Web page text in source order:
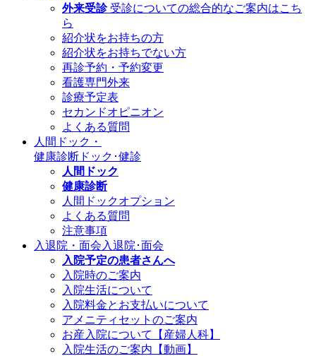
外来受診 受診についての総合的なご案内はこち
ら
紹介状をお持ちの方
紹介状をお持ちでない方
再診予約・予約変更
看護専門外来
診療予定表
セカンドオピニオン
よくある質問
人間ドック・
健康診断 ドック･健診
人間ドック
健康診断
人間ドックオプション
よくある質問
注意事項
入退院・面会 入退院･面会
入院予定の患者さんへ
入院時のご案内
入院生活について
入院料金とお支払いについて
アメニティセットのご案内
お産入院について【産婦人科】
入院生活のご案内【動画】